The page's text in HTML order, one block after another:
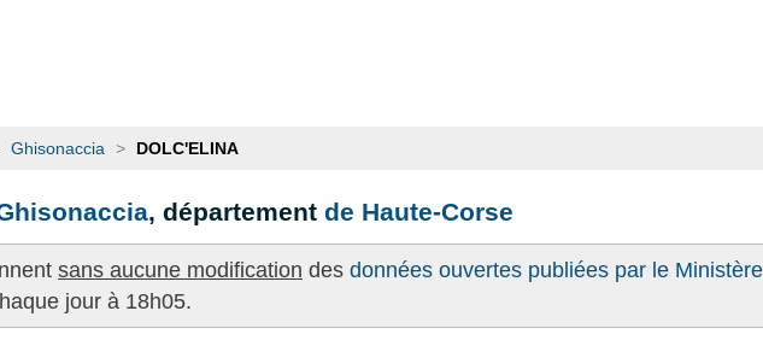
Ghisonaccia > DOLC'ELINA
, département de Haute-Corse
sans aucune modification des données ouvertes publiées par le
jour à 18h05.